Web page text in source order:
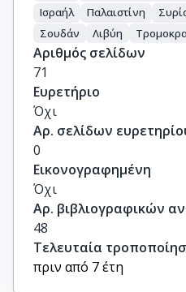
Ισραήλ
Παλαιστίνη
Σουδάν
Λιβύη
Αριθμός σελίδων
71
Ευρετήριο
Όχι
Αρ. σελίδων
0
Εικονογραφημένη
Όχι
Αρ. βιβλιογραφικών
48
Τελευταία
πριν από 7 έτη